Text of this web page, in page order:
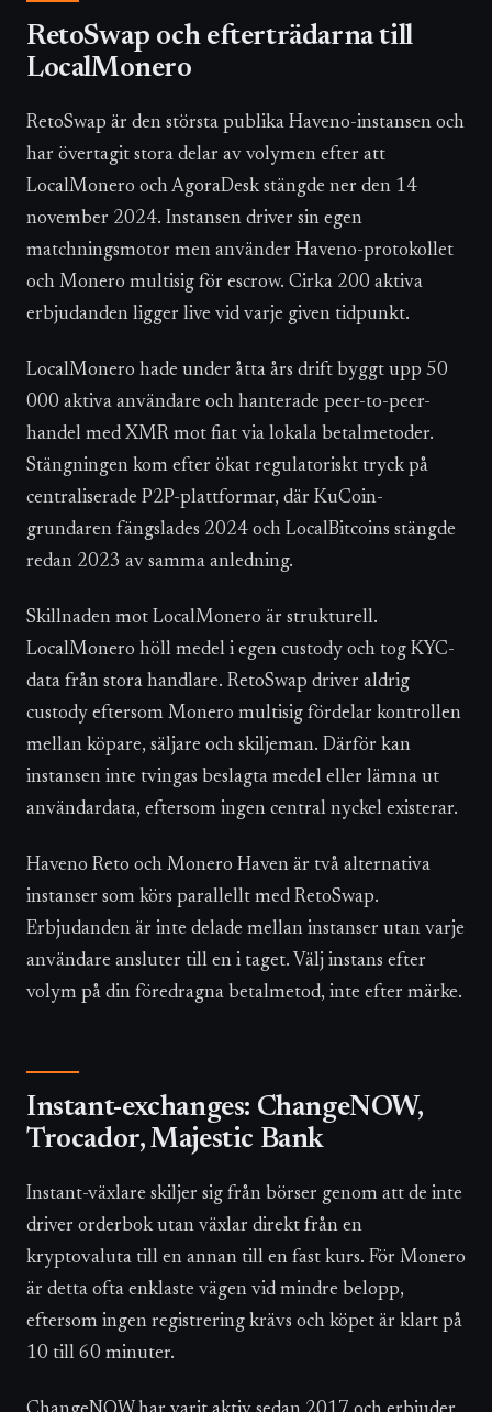
RetoSwap och efterträdarna till
LocalMonero
RetoSwap är den största publika Haveno-instansen och
har övertagit stora delar av volymen efter att
LocalMonero och AgoraDesk stängde ner den 14
november 2024. Instansen driver sin egen
matchningsmotor men använder Haveno-protokollet
och Monero multisig för escrow. Cirka 200 aktiva
erbjudanden ligger live vid varje given tidpunkt.
LocalMonero hade under åtta års drift byggt upp 50
000 aktiva användare och hanterade peer-to-peer-
handel med XMR mot fiat via lokala betalmetoder.
Stängningen kom efter ökat regulatoriskt tryck på
centraliserade P2P-plattformar, där KuCoin-
grundaren fängslades 2024 och LocalBitcoins stängde
redan 2023 av samma anledning.
Skillnaden mot LocalMonero är strukturell.
LocalMonero höll medel i egen custody och tog KYC-
data från stora handlare. RetoSwap driver aldrig
custody eftersom Monero multisig fördelar kontrollen
mellan köpare, säljare och skiljeman. Därför kan
instansen inte tvingas beslagta medel eller lämna ut
användardata, eftersom ingen central nyckel existerar.
Haveno Reto och Monero Haven är två alternativa
instanser som körs parallellt med RetoSwap.
Erbjudanden är inte delade mellan instanser utan varje
användare ansluter till en i taget. Välj instans efter
volym på din föredragna betalmetod, inte efter märke.
Instant-exchanges: ChangeNOW,
Trocador, Majestic Bank
Instant-växlare skiljer sig från börser genom att de inte
driver orderbok utan växlar direkt från en
kryptovaluta till en annan till en fast kurs. För Monero
är detta ofta enklaste vägen vid mindre belopp,
eftersom ingen registrering krävs och köpet är klart på
10 till 60 minuter.